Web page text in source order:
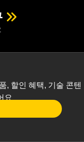
, 할인 혜택, 기술 콘텐
요